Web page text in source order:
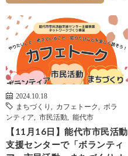
2024.10.18
まちづくり
カフェトーク
ボラ
ンティア
市民活動 能代市
【11月16日】能代市市民活動
支援センターで「ボランティ